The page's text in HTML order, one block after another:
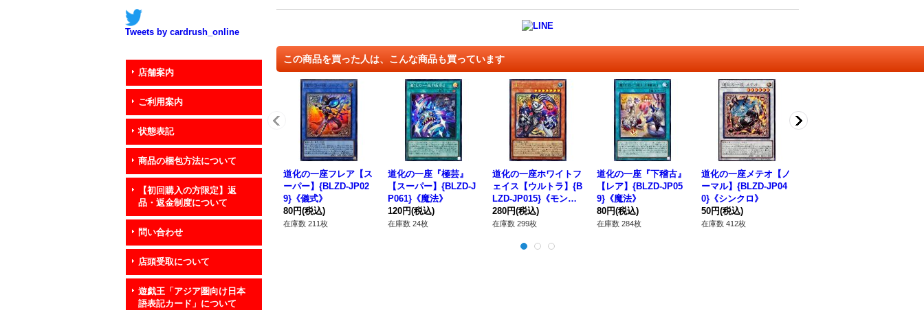
Tweets by cardrush_online
店舗案内
ご利用案内
状態表記
商品の梱包方法について
【初回購入の方限定】返
品・返金制度について
問い合わせ
店頭受取について
遊戯王「アジア圏向け日本
語表記カード」について
この商品を買った人は、こんな商品も買っています
道化の一座フレア【ス
ーパー】{BLZD-JP02
9}《儀式》
80円(税込)
在庫数 211枚
道化の一座『極芸』
【スーパー】{BLZD-J
P061}《魔法》
120円(税込)
在庫数 24枚
道化の一座ホワイトフ
ェイス【ウルトラ】{B
LZD-JP015}《モンス
ター》
280円(税込)
在庫数 299枚
道化の一座『下稽古』
【レア】{BLZD-JP05
9}《魔法》
80円(税込)
在庫数 284枚
道化の一座メテオ【ノ
ーマル】{BLZD-JP04
0}《シンクロ》
50円(税込)
在庫数 412枚